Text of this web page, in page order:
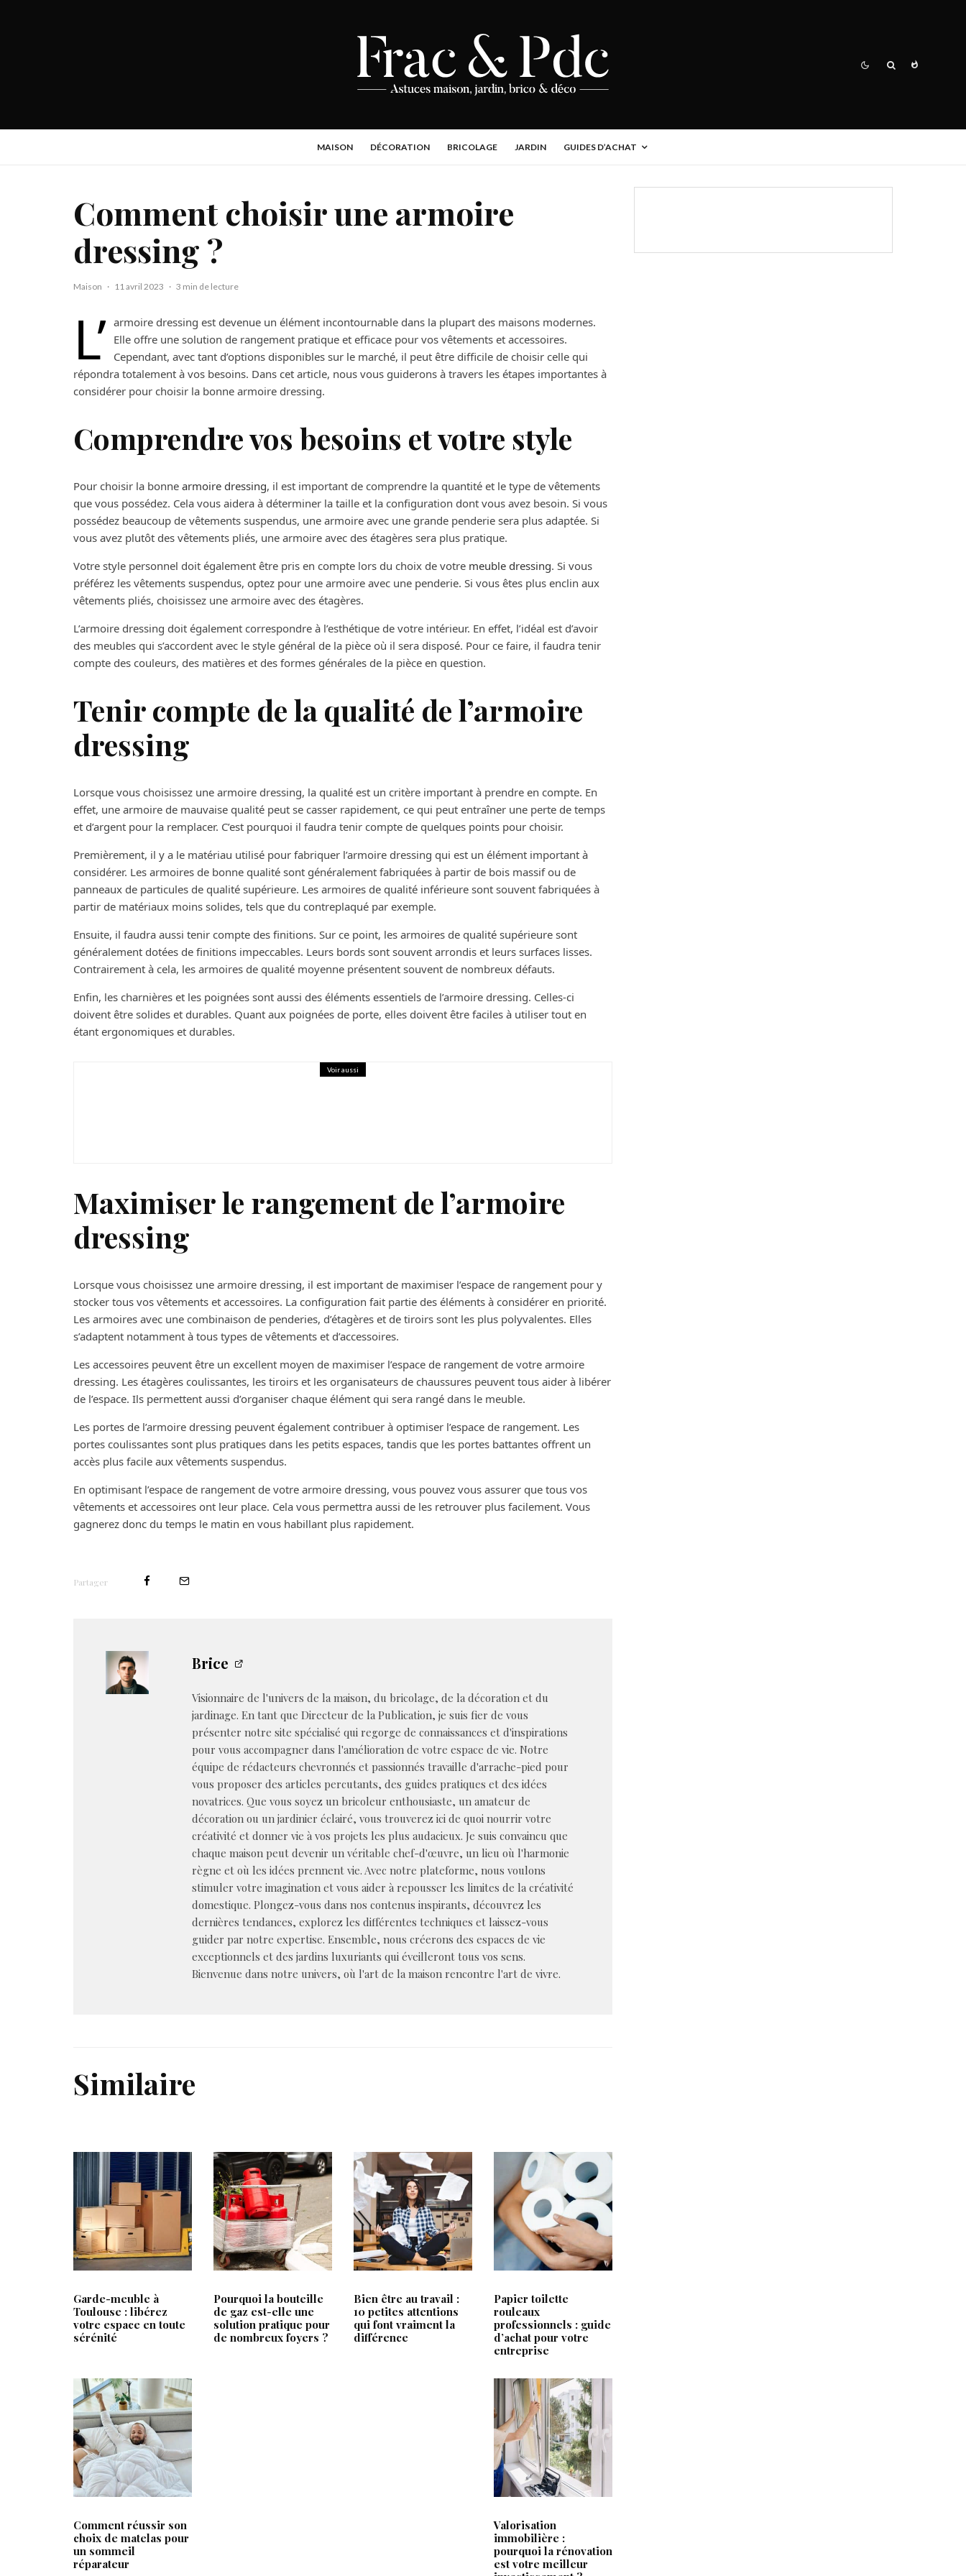
MAISON DÉCORATION BRICOLAGE JARDIN GUIDES D’ACHAT
Comment choisir une armoire
dressing ?
Maison · 11 avril 2023 · 3 min de lecture
L’ armoire dressing est devenue un élément incontournable dans la plupart des maisons modernes.
Elle offre une solution de rangement pratique et efficace pour vos vêtements et accessoires.
Cependant, avec tant d’options disponibles sur le marché, il peut être difficile de choisir celle qui
répondra totalement à vos besoins. Dans cet article, nous vous guiderons à travers les étapes importantes à
considérer pour choisir la bonne armoire dressing.
Comprendre vos besoins et votre style
Pour choisir la bonne armoire dressing, il est important de comprendre la quantité et le type de vêtements
que vous possédez. Cela vous aidera à déterminer la taille et la configuration dont vous avez besoin. Si vous
possédez beaucoup de vêtements suspendus, une armoire avec une grande penderie sera plus adaptée. Si
vous avez plutôt des vêtements pliés, une armoire avec des étagères sera plus pratique.
Votre style personnel doit également être pris en compte lors du choix de votre meuble dressing. Si vous
préférez les vêtements suspendus, optez pour une armoire avec une penderie. Si vous êtes plus enclin aux
vêtements pliés, choisissez une armoire avec des étagères.
L’armoire dressing doit également correspondre à l’esthétique de votre intérieur. En effet, l’idéal est d’avoir
des meubles qui s’accordent avec le style général de la pièce où il sera disposé. Pour ce faire, il faudra tenir
compte des couleurs, des matières et des formes générales de la pièce en question.
Tenir compte de la qualité de l’armoire
dressing
Lorsque vous choisissez une armoire dressing, la qualité est un critère important à prendre en compte. En
effet, une armoire de mauvaise qualité peut se casser rapidement, ce qui peut entraîner une perte de temps
et d’argent pour la remplacer. C’est pourquoi il faudra tenir compte de quelques points pour choisir.
Premièrement, il y a le matériau utilisé pour fabriquer l’armoire dressing qui est un élément important à
considérer. Les armoires de bonne qualité sont généralement fabriquées à partir de bois massif ou de
panneaux de particules de qualité supérieure. Les armoires de qualité inférieure sont souvent fabriquées à
partir de matériaux moins solides, tels que du contreplaqué par exemple.
Ensuite, il faudra aussi tenir compte des finitions. Sur ce point, les armoires de qualité supérieure sont
généralement dotées de finitions impeccables. Leurs bords sont souvent arrondis et leurs surfaces lisses.
Contrairement à cela, les armoires de qualité moyenne présentent souvent de nombreux défauts.
Enfin, les charnières et les poignées sont aussi des éléments essentiels de l’armoire dressing. Celles-ci
doivent être solides et durables. Quant aux poignées de porte, elles doivent être faciles à utiliser tout en
étant ergonomiques et durables.
Voir aussi
Maximiser le rangement de l’armoire
dressing
Lorsque vous choisissez une armoire dressing, il est important de maximiser l’espace de rangement pour y
stocker tous vos vêtements et accessoires. La configuration fait partie des éléments à considérer en priorité.
Les armoires avec une combinaison de penderies, d’étagères et de tiroirs sont les plus polyvalentes. Elles
s’adaptent notamment à tous types de vêtements et d’accessoires.
Les accessoires peuvent être un excellent moyen de maximiser l’espace de rangement de votre armoire
dressing. Les étagères coulissantes, les tiroirs et les organisateurs de chaussures peuvent tous aider à libérer
de l’espace. Ils permettent aussi d’organiser chaque élément qui sera rangé dans le meuble.
Les portes de l’armoire dressing peuvent également contribuer à optimiser l’espace de rangement. Les
portes coulissantes sont plus pratiques dans les petits espaces, tandis que les portes battantes offrent un
accès plus facile aux vêtements suspendus.
En optimisant l’espace de rangement de votre armoire dressing, vous pouvez vous assurer que tous vos
vêtements et accessoires ont leur place. Cela vous permettra aussi de les retrouver plus facilement. Vous
gagnerez donc du temps le matin en vous habillant plus rapidement.
Partager
Brice
Visionnaire de l'univers de la maison, du bricolage, de la décoration et du
jardinage. En tant que Directeur de la Publication, je suis fier de vous
présenter notre site spécialisé qui regorge de connaissances et d'inspirations
pour vous accompagner dans l'amélioration de votre espace de vie. Notre
équipe de rédacteurs chevronnés et passionnés travaille d'arrache-pied pour
vous proposer des articles percutants, des guides pratiques et des idées
novatrices. Que vous soyez un bricoleur enthousiaste, un amateur de
décoration ou un jardinier éclairé, vous trouverez ici de quoi nourrir votre
créativité et donner vie à vos projets les plus audacieux. Je suis convaincu que
chaque maison peut devenir un véritable chef-d'œuvre, un lieu où l'harmonie
règne et où les idées prennent vie. Avec notre plateforme, nous voulons
stimuler votre imagination et vous aider à repousser les limites de la créativité
domestique. Plongez-vous dans nos contenus inspirants, découvrez les
dernières tendances, explorez les différentes techniques et laissez-vous
guider par notre expertise. Ensemble, nous créerons des espaces de vie
exceptionnels et des jardins luxuriants qui éveilleront tous vos sens.
Bienvenue dans notre univers, où l'art de la maison rencontre l'art de vivre.
Similaire
Garde-meuble à
Toulouse : libérez
votre espace en toute
sérénité
Pourquoi la bouteille
de gaz est-elle une
solution pratique pour
de nombreux foyers ?
Bien être au travail :
10 petites attentions
qui font vraiment la
différence
Papier toilette
rouleaux
professionnels : guide
d’achat pour votre
entreprise
Comment réussir son
choix de matelas pour
un sommeil
réparateur
Valorisation
immobilière :
pourquoi la rénovation
est votre meilleur
PRÉSENTATION
digital axé sur les astuces pour la
maison et le jardin. Notre magazine
en ligne aborde les thématiques
Bricolage
Décoration
ARTICLES LES + LUS
Boitier IPTV
Rbnb
ARTICLES RÉCENTS
pas l’inverse
Fabricant fenêtre PVC : le partenaire
technique qu’attendent les poseurs
comprendre les risques et protéger
ses fondations
Tous droits réservés - Frac&Pdc © 2022